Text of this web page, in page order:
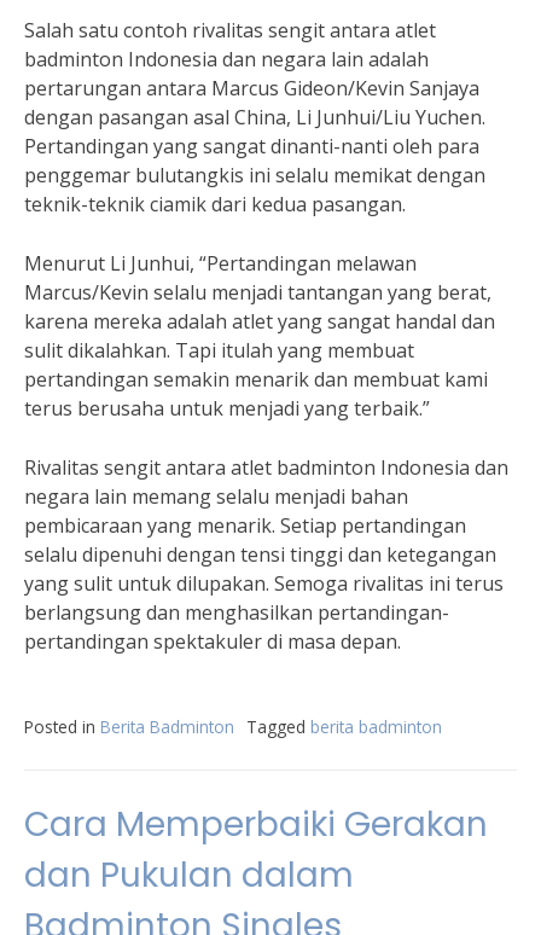
Salah satu contoh rivalitas sengit antara atlet
badminton Indonesia dan negara lain adalah
pertarungan antara Marcus Gideon/Kevin Sanjaya
dengan pasangan asal China, Li Junhui/Liu Yuchen.
Pertandingan yang sangat dinanti-nanti oleh para
penggemar bulutangkis ini selalu memikat dengan
teknik-teknik ciamik dari kedua pasangan.
Menurut Li Junhui, “Pertandingan melawan
Marcus/Kevin selalu menjadi tantangan yang berat,
karena mereka adalah atlet yang sangat handal dan
sulit dikalahkan. Tapi itulah yang membuat
pertandingan semakin menarik dan membuat kami
terus berusaha untuk menjadi yang terbaik.”
Rivalitas sengit antara atlet badminton Indonesia dan
negara lain memang selalu menjadi bahan
pembicaraan yang menarik. Setiap pertandingan
selalu dipenuhi dengan tensi tinggi dan ketegangan
yang sulit untuk dilupakan. Semoga rivalitas ini terus
berlangsung dan menghasilkan pertandingan-
pertandingan spektakuler di masa depan.
Posted in Berita Badminton Tagged berita badminton
Cara Memperbaiki Gerakan
dan Pukulan dalam